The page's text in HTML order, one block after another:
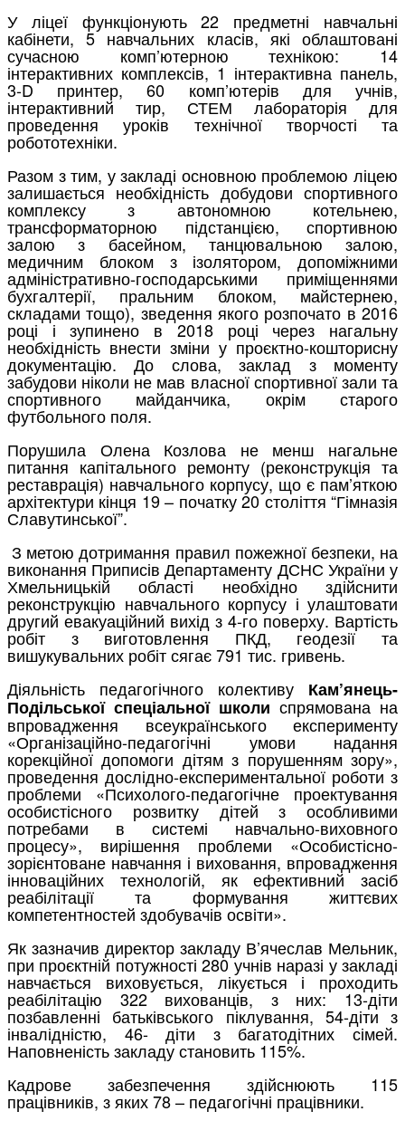
У ліцеї функціонують 22 предметні навчальні
кабінети, 5 навчальних класів, які облаштовані
сучасною комп’ютерною технікою: 14
інтерактивних комплексів, 1 інтерактивна панель,
3-D принтер, 60 комп’ютерів для учнів,
інтерактивний тир, СТЕМ лабораторія для
проведення уроків технічної творчості та
робототехніки.
Разом з тим, у закладі основною проблемою ліцею
залишається необхідність добудови спортивного
комплексу з автономною котельнею,
трансформаторною підстанцією, спортивною
залою з басейном, танцювальною залою,
медичним блоком з ізолятором, допоміжними
адміністративно-господарськими приміщеннями
бухгалтерії, пральним блоком, майстернею,
складами тощо), зведення якого розпочато в 2016
році і зупинено в 2018 році через нагальну
необхідність внести зміни у проєктно-кошторисну
документацію. До слова, заклад з моменту
забудови ніколи не мав власної спортивної зали та
спортивного майданчика, окрім старого
футбольного поля.
Порушила Олена Козлова не менш нагальне
питання капітального ремонту (реконструкція та
реставрація) навчального корпусу, що є пам’яткою
архітектури кінця 19 – початку 20 століття “Гімназія
Славутинської”.
З метою дотримання правил пожежної безпеки, на
виконання Приписів Департаменту ДСНС України у
Хмельницькій області необхідно здійснити
реконструкцію навчального корпусу і улаштовати
другий евакуаційний вихід з 4-го поверху. Вартість
робіт з виготовлення ПКД, геодезії та
вишукувальних робіт сягає 791 тис. гривень.
Діяльність педагогічного колективу Кам’янець-
Подільської спеціальної школи спрямована на
впровадження всеукраїнського експерименту
«Організаційно-педагогічні умови надання
корекційної допомоги дітям з порушенням зору»,
проведення дослідно-експериментальної роботи з
проблеми «Психолого-педагогічне проектування
особистісного розвитку дітей з особливими
потребами в системі навчально-виховного
процесу», вирішення проблеми «Особистісно-
зорієнтоване навчання і виховання, впровадження
інноваційних технологій, як ефективний засіб
реабілітації та формування життєвих
компетентностей здобувачів освіти».
Як зазначив директор закладу В’ячеслав Мельник,
при проєктній потужності 280 учнів наразі у закладі
навчається виховується, лікується і проходить
реабілітацію 322 вихованців, з них: 13-діти
позбавленні батьківського піклування, 54-діти з
інвалідністю, 46- діти з багатодітних сімей.
Наповненість закладу становить 115%.
Кадрове забезпечення здійснюють 115
працівників, з яких 78 – педагогічні працівники.